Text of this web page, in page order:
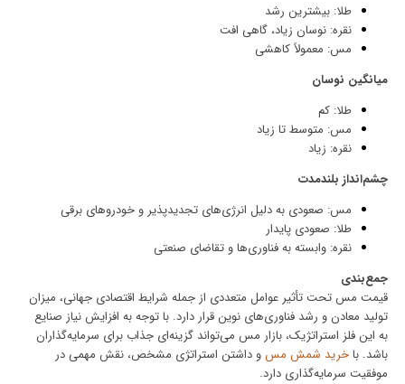
طلا: بیشترین رشد
نقره: نوسان زیاد، گاهی افت
مس: معمولاً کاهشی
میانگین نوسان
طلا: کم
مس: متوسط تا زیاد
نقره: زیاد
چشم‌انداز بلندمدت
مس: صعودی به دلیل انرژی‌های تجدیدپذیر و خودروهای برقی
طلا: صعودی پایدار
نقره: وابسته به فناوری‌ها و تقاضای صنعتی
جمع‌بندی
قیمت مس تحت تأثیر عوامل متعددی از جمله شرایط اقتصادی جهانی، میزان
تولید معادن و رشد فناوری‌های نوین قرار دارد. با توجه به افزایش نیاز صنایع
به این فلز استراتژیک، بازار مس می‌تواند گزینه‌ای جذاب برای سرمایه‌گذاران
باشد. باخرید شمش مسو داشتن استراتژی مشخص، نقش مهمی در
موفقیت سرمایه‌گذاری دارد.